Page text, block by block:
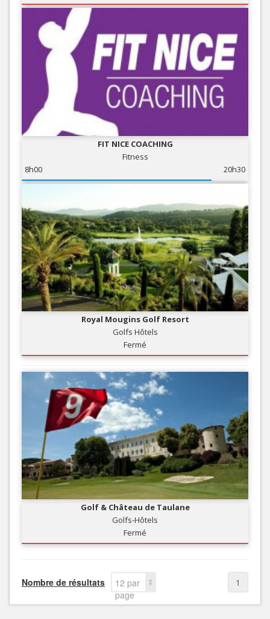
FIT NICE COACHING
Fitness
8h00
20h30
Royal Mougins Golf Resort
Golfs Hôtels
Fermé
Golf & Château de Taulane
Golfs-Hôtels
Fermé
Nombre de résultats
12 par
page
1